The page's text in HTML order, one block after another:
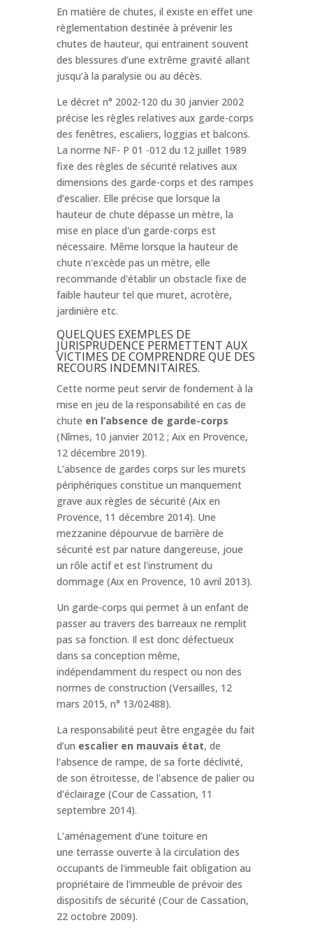
En matière de chutes, il existe en effet une
règlementation destinée à prévenir les
chutes de hauteur, qui entrainent souvent
des blessures d’une extrême gravité allant
jusqu’à la paralysie ou au décès.
Le décret n° 2002-120 du 30 janvier 2002
précise les règles relatives aux garde-corps
des fenêtres, escaliers, loggias et balcons.
La norme NF- P 01 -012 du 12 juillet 1989
fixe des règles de sécurité relatives aux
dimensions des garde-corps et des rampes
d’escalier. Elle précise que lorsque la
hauteur de chute dépasse un mètre, la
mise en place d'un garde-corps est
nécessaire. Même lorsque la hauteur de
chute n'excède pas un mètre, elle
recommande d'établir un obstacle fixe de
faible hauteur tel que muret, acrotère,
jardinière etc.
QUELQUES EXEMPLES DE
JURISPRUDENCE PERMETTENT AUX
VICTIMES DE COMPRENDRE QUE DES
RECOURS INDEMNITAIRES.
Cette norme peut servir de fondement à la
mise en jeu de la responsabilité en cas de
chute en l’absence de garde-corps
(Nîmes, 10 janvier 2012 ; Aix en Provence,
12 décembre 2019).
L’absence de gardes corps sur les murets
périphériques constitue un manquement
grave aux règles de sécurité (Aix en
Provence, 11 décembre 2014). Une
mezzanine dépourvue de barrière de
sécurité est par nature dangereuse, joue
un rôle actif et est l'instrument du
dommage (Aix en Provence, 10 avril 2013).
Un garde-corps qui permet à un enfant de
passer au travers des barreaux ne remplit
pas sa fonction. Il est donc défectueux
dans sa conception même,
indépendamment du respect ou non des
normes de construction (Versailles, 12
mars 2015, n° 13/02488).
La responsabilité peut être engagée du fait
d’un escalier en mauvais état, de
l'absence de rampe, de sa forte déclivité,
de son étroitesse, de l'absence de palier ou
d'éclairage (Cour de Cassation, 11
septembre 2014).
L’aménagement d’une toiture en
une terrasse ouverte à la circulation des
occupants de l'immeuble fait obligation au
propriétaire de l'immeuble de prévoir des
dispositifs de sécurité (Cour de Cassation,
22 octobre 2009).